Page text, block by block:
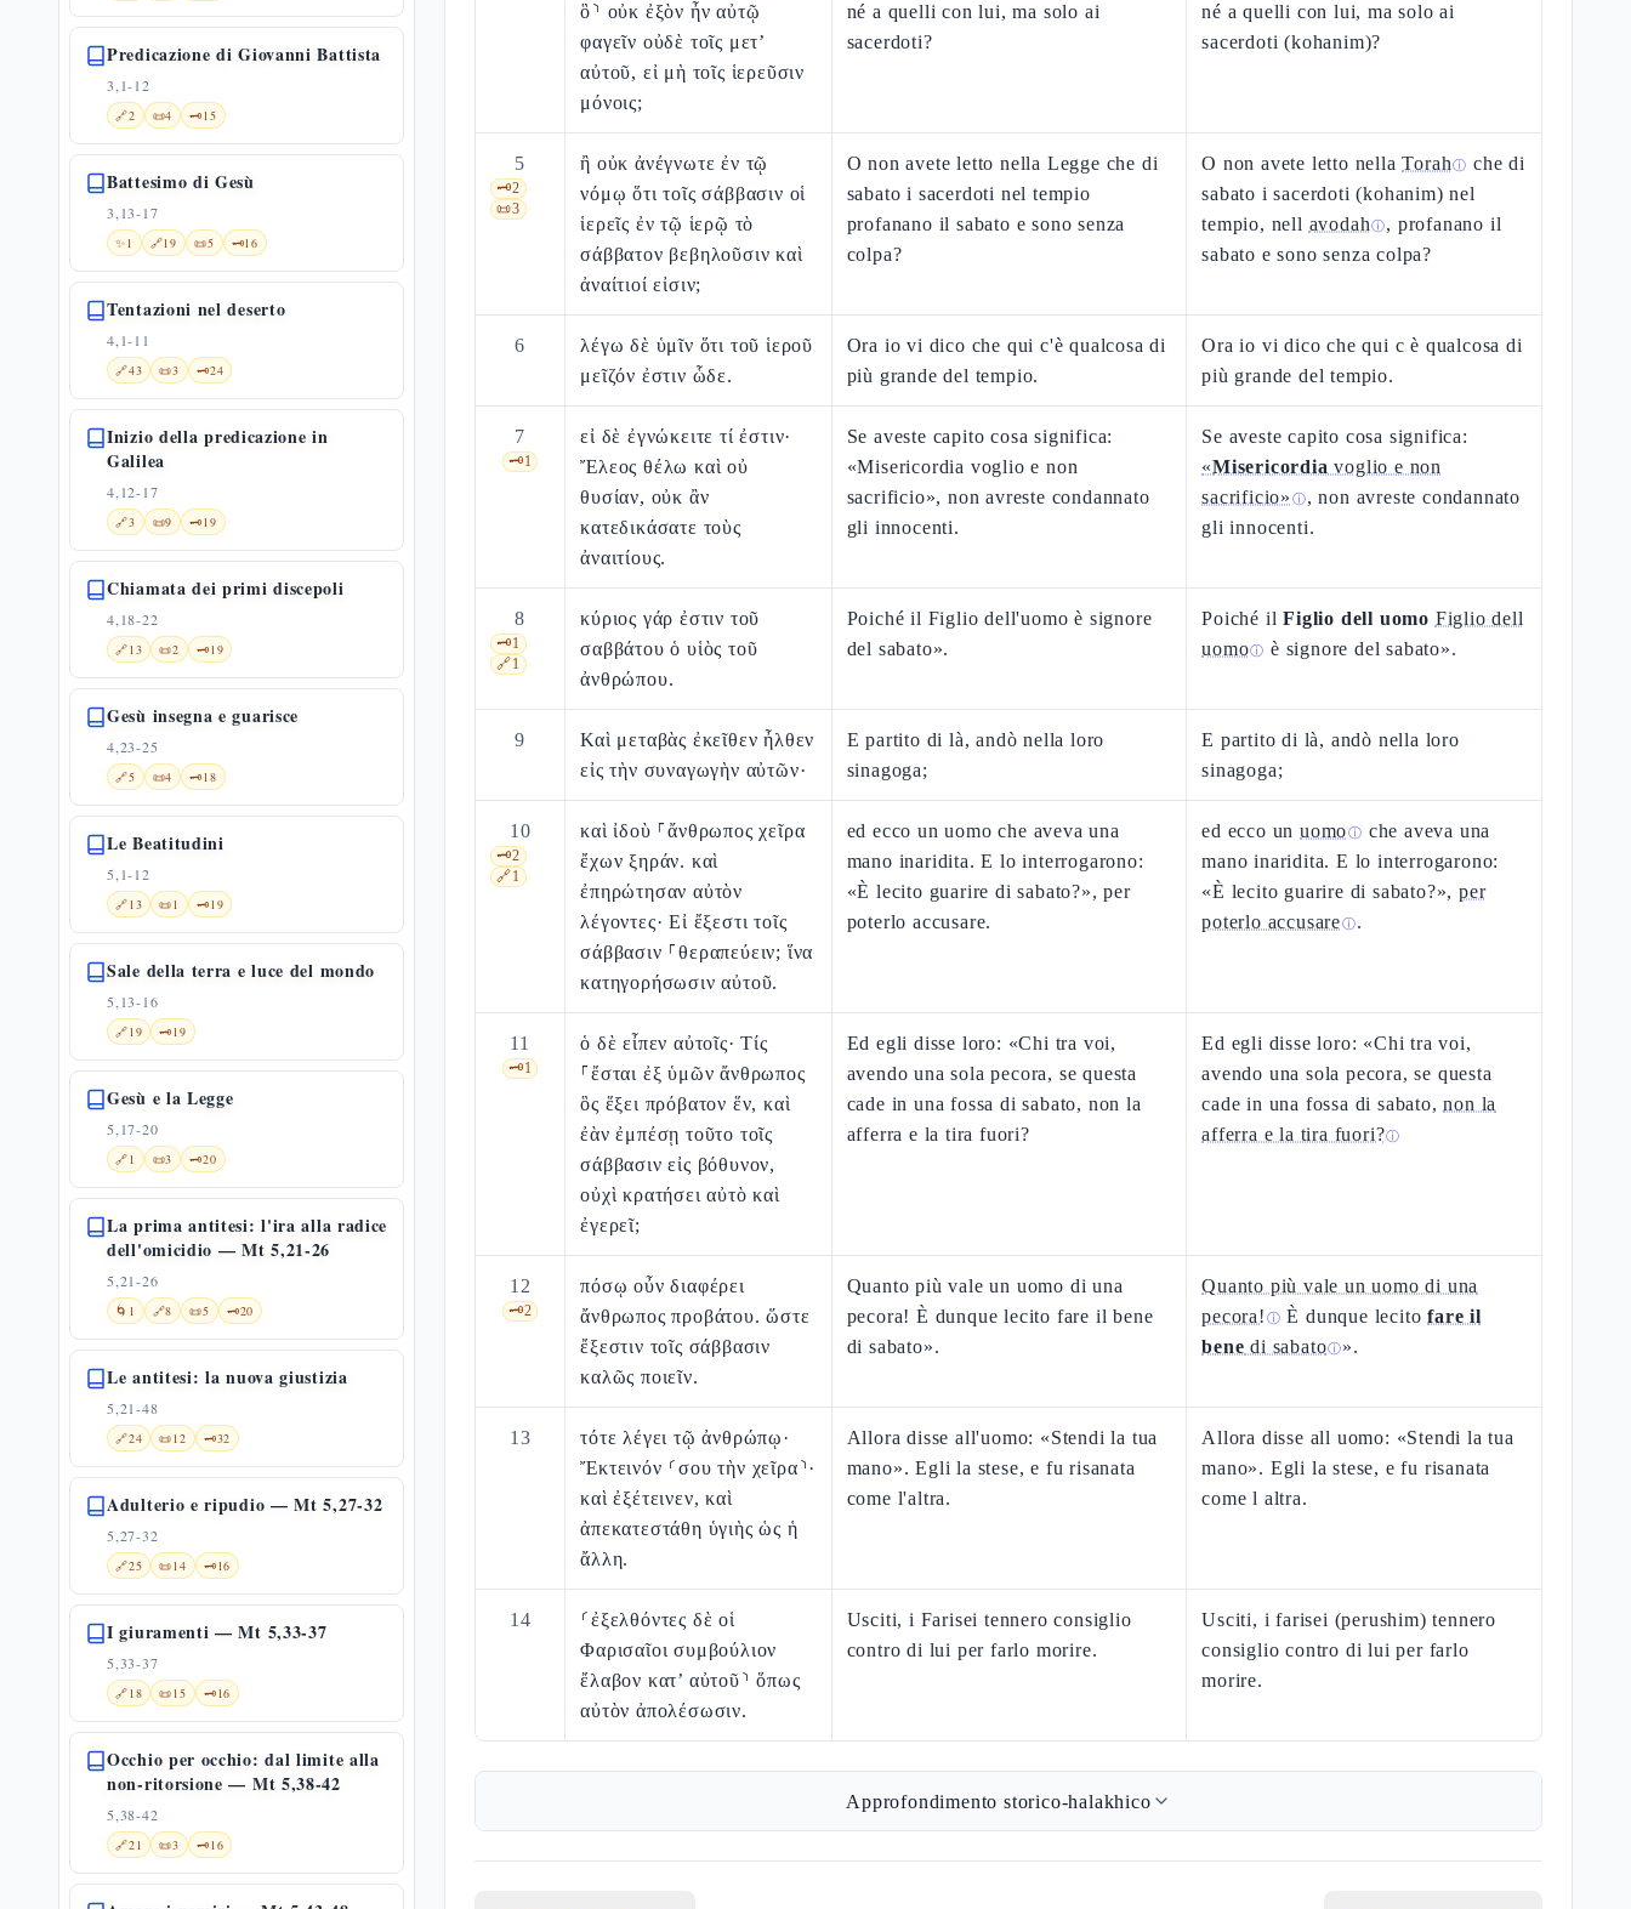
Predicazione di Giovanni Battista
3,1-12
🔗2 📜4 🗝️15
Battesimo di Gesù
3,13-17
✨1 🔗19 📜5 🗝️16
Tentazioni nel deserto
4,1-11
🔗43 📜3 🗝️24
Inizio della predicazione in
Galilea
4,12-17
🔗3 📜9 🗝️19
Chiamata dei primi discepoli
4,18-22
🔗13 📜2 🗝️19
Gesù insegna e guarisce
4,23-25
🔗5 📜4 🗝️18
Le Beatitudini
5,1-12
🔗13 📜1 🗝️19
Sale della terra e luce del mondo
5,13-16
🔗19 🗝️19
Gesù e la Legge
5,17-20
🔗1 📜3 🗝️20
La prima antitesi: l'ira alla radice
dell'omicidio — Mt 5,21-26
5,21-26
🌀 1 🔗8 📜5 🗝️20
Le antitesi: la nuova giustizia
5,21-48
🔗24 📜12 🗝️32
Adulterio e ripudio — Mt 5,27-32
5,27-32
🔗25 📜14 🗝️16
I giuramenti — Mt 5,33-37
5,33-37
🔗18 📜15 🗝️16
Occhio per occhio: dal limite alla
non-ritorsione — Mt 5,38-42
5,38-42
🔗21 📜3 🗝️16
ὃ⸃ οὐκ ἐξὸν ἦν αὐτῷ
φαγεῖν οὐδὲ τοῖς μετ’
αὐτοῦ, εἰ μὴ τοῖς ἱερεῦσιν
μόνοις;
né a quelli con lui, ma solo ai
sacerdoti?
né a quelli con lui, ma solo ai
sacerdoti (kohanim)?
5
🗝️2
📜3
ἢ οὐκ ἀνέγνωτε ἐν τῷ
νόμῳ ὅτι τοῖς σάββασιν οἱ
ἱερεῖς ἐν τῷ ἱερῷ τὸ
σάββατον βεβηλοῦσιν καὶ
ἀναίτιοί εἰσιν;
O non avete letto nella Legge che di
sabato i sacerdoti nel tempio
profanano il sabato e sono senza
colpa?
O non avete letto nellaTorah ⓘ che di
sabato i sacerdoti (kohanim) nel
tempio, nell avodah ⓘ, profanano il
sabato e sono senza colpa?
6
λέγω δὲ ὑμῖν ὅτι τοῦ ἱεροῦ
μεῖζόν ἐστιν ὧδε.
Ora io vi dico che qui c'è qualcosa di
più grande del tempio.
Ora io vi dico che qui c è qualcosa di
più grande del tempio.
7
🗝️1
εἰ δὲ ἐγνώκειτε τί ἐστιν·
Ἔλεος θέλω καὶ οὐ
θυσίαν, οὐκ ἂν
κατεδικάσατε τοὺς
ἀναιτίους.
Se aveste capito cosa significa:
«Misericordia voglio e non
sacrificio», non avreste condannato
gli innocenti.
Se aveste capito cosa significa:
«Misericordia voglio e non
sacrificio» ⓘ, non avreste condannato
gli innocenti.
8
🗝️1
🔗1
κύριος γάρ ἐστιν τοῦ
σαββάτου ὁ υἱὸς τοῦ
ἀνθρώπου.
Poiché il Figlio dell'uomo è signore
del sabato».
Poiché ilFiglio dell uomo Figlio dell
uomoⓘ è signore del sabato».
9
Καὶ μεταβὰς ἐκεῖθεν ἦλθεν
εἰς τὴν συναγωγὴν αὐτῶν·
E partito di là, andò nella loro
sinagoga;
E partito di là, andò nella loro
sinagoga;
10
🗝️2
🔗1
καὶ ἰδοὺ ⸀ἄνθρωπος χεῖρα
ἔχων ξηράν. καὶ
ἐπηρώτησαν αὐτὸν
λέγοντες· Εἰ ἔξεστι τοῖς
σάββασιν ⸀θεραπεύειν; ἵνα
κατηγορήσωσιν αὐτοῦ.
ed ecco un uomo che aveva una
mano inaridita. E lo interrogarono:
«È lecito guarire di sabato?», per
poterlo accusare.
ed ecco unuomoⓘ che aveva una
mano inaridita. E lo interrogarono:
«È lecito guarire di sabato?»,per
poterlo accusareⓘ.
11
🗝️1
ὁ δὲ εἶπεν αὐτοῖς· Τίς
⸀ἔσται ἐξ ὑμῶν ἄνθρωπος
ὃς ἕξει πρόβατον ἕν, καὶ
ἐὰν ἐμπέσῃ τοῦτο τοῖς
σάββασιν εἰς βόθυνον,
οὐχὶ κρατήσει αὐτὸ καὶ
ἐγερεῖ;
Ed egli disse loro: «Chi tra voi,
avendo una sola pecora, se questa
cade in una fossa di sabato, non la
afferra e la tira fuori?
Ed egli disse loro: «Chi tra voi,
avendo una sola pecora, se questa
cade in una fossa di sabato,non la
afferra e la tira fuori?ⓘ
12
🗝️2
πόσῳ οὖν διαφέρει
ἄνθρωπος προβάτου. ὥστε
ἔξεστιν τοῖς σάββασιν
καλῶς ποιεῖν.
Quanto più vale un uomo di una
pecora! È dunque lecito fare il bene
di sabato».
Quanto più vale un uomo di una
pecora! ⓘ È dunque lecitofare il
bene di sabatoⓘ».
13
τότε λέγει τῷ ἀνθρώπῳ·
Ἔκτεινόν ⸂σου τὴν χεῖρα⸃·
καὶ ἐξέτεινεν, καὶ
ἀπεκατεστάθη ὑγιὴς ὡς ἡ
ἄλλη.
Allora disse all'uomo: «Stendi la tua
mano». Egli la stese, e fu risanata
come l'altra.
Allora disse all uomo: «Stendi la tua
mano». Egli la stese, e fu risanata
come l altra.
14
⸂ἐξελθόντες δὲ οἱ
Φαρισαῖοι συμβούλιον
ἔλαβον κατ’ αὐτοῦ⸃ ὅπως
αὐτὸν ἀπολέσωσιν.
Usciti, i Farisei tennero consiglio
contro di lui per farlo morire.
Usciti, i farisei (perushim) tennero
consiglio contro di lui per farlo
morire.
Approfondimento storico-halakhico